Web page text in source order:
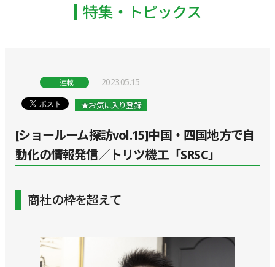
特集・トピックス
連載 2023.05.15
★お気に入り登録
[ショールーム探訪vol.15]中国・四国地方で自
動化の情報発信／トリツ機工「SRSC」
商社の枠を超えて